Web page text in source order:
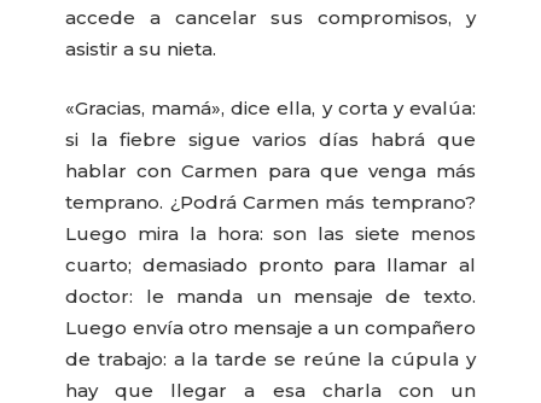
accede a cancelar sus compromisos, y
asistir a su nieta.
«Gracias, mamá», dice ella, y corta y evalúa:
si la fiebre sigue varios días habrá que
hablar con Carmen para que venga más
temprano. ¿Podrá Carmen más temprano?
Luego mira la hora: son las siete menos
cuarto; demasiado pronto para llamar al
doctor: le manda un mensaje de texto.
Luego envía otro mensaje a un compañero
de trabajo: a la tarde se reúne la cúpula y
hay que llegar a esa charla con un